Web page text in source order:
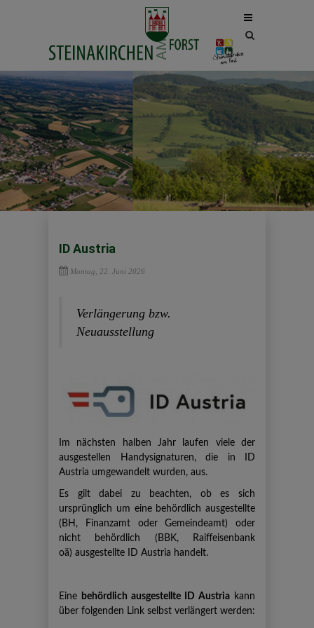
Site
ID Austria
Montag, 22. Juni 2026
Verlängerung bzw.
Neuausstellung
Im nächsten halben Jahr laufen viele der
ausgestellen Handysignaturen, die in ID
Austria umgewandelt wurden, aus.
Es gilt dabei zu beachten, ob es sich
ursprünglich um eine behördlich ausgestellte
(BH, Finanzamt oder Gemeindeamt) oder
nicht behördlich (BBK, Raiffeisenbank
oä) ausgestellte ID Austria handelt.
Eine behördlich ausgestellte ID Austria kann
über folgenden Link selbst verlängert werden: